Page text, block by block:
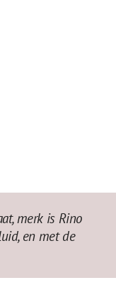
merk is Rino
en met de